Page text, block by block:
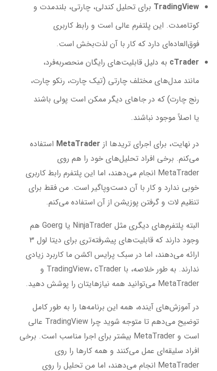
TradingView برای تحلیل کندلی، چارتی، بلندمدت و
کوتاه‌مدت. این پلتفرم عالی است و رابط کاربری
فوق‌العاده‌ای دارد که کار با آن لذت‌بخش است.
cTrader به دلیل قابلیت‌های رایگان منحصربه‌فرد،
مانند مدل‌های مختلف چارتی (تیک چارت، رنکو چارت،
رنج چارت) که در جاهای دیگر ممکن است پولی باشند
یا اصلاً موجود نباشند.
در نهایت، برای اجرای تریدها از MetaTrader استفاده
می‌کنم. برخی افراد تحلیل‌های خود را هم روی
MetaTrader انجام می‌دهند، اما این پلتفرم رابط کاربری
خوبی ندارد و کار با آن دست‌وپاگیر است. من فقط برای
تنظیم لات و گرفتن پوزیشن از آن استفاده می‌کنم.
البته پلتفرم‌های دیگری مثل NinjaTrader یا Goerg هم
وجود دارند که قابلیت‌های پیشرفته‌تری برای دیتا لول ۳
ارائه می‌دهند، اما در سبک پرایس اکشن ما کاربرد زیادی
ندارند. به طور خلاصه، با TradingView، cTrader و
MetaTrader می‌توانید همه نیازهایتان را پوشش دهید.
در آموزش‌های آینده، همه این برنامه‌ها را به طور کامل
توضیح می‌دهم تا متوجه شوید چرا TradingView عالی
است و MetaTrader بیشتر برای اجرا مناسب است. برخی
افراد سلیقه‌ای عمل می‌کنند و همه کارها را روی
MetaTrader انجام می‌دهند، اما من تحلیل را روی